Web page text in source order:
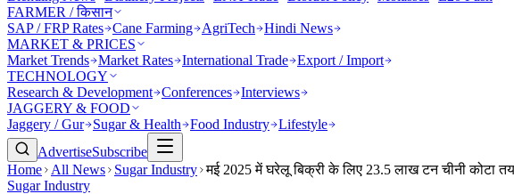
FARMER / किसान
SAP / FRP Rates Cane Farming AgriTech
Hindi News
MARKET & PRICES
Market Trends Market Rates International Trade Export / Import
TECHNOLOGY
Research & Development Conferences Interviews
JAGGERY & FOOD
Jaggery / Gur
Sugar & Health Food Industry Lifestyle
AdvertiseSubscribe
Home
All News Sugar Industry मई 2025 में घरेलू बिक्री के लिए 23.5 लाख टन चीनी कोटा
Sugar Industry